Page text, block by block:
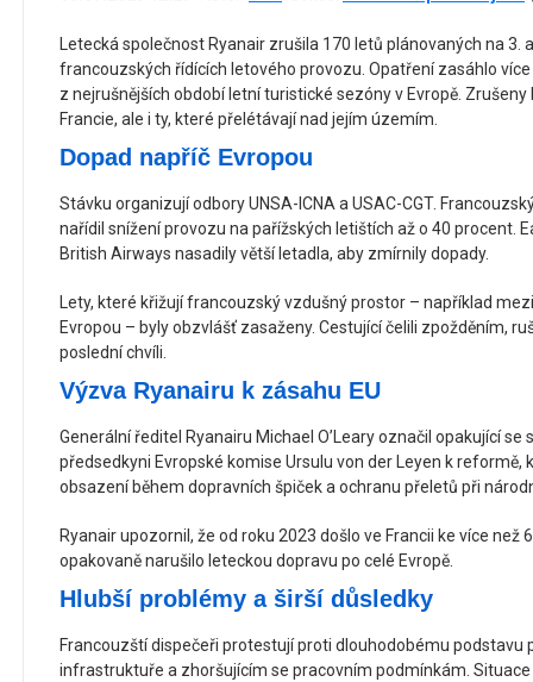
Letecká společnost Ryanair zrušila 170 letů plánovaných na 3.
francouzských řídících letového provozu. Opatření zasáhlo
z nejrušnějších období letní turistické sezóny v Evropě. Zrušeny
Francie, ale i ty, které přelétávají nad jejím územím.
Dopad napříč Evropou
Stávku organizují odbory UNSA-ICNA a USAC-CGT.
nařídil snížení provozu na pařížských letištích až o 40 procent.
British Airways nasadily větší letadla, aby zmírnily dopady.
Lety, které křižují francouzský vzdušný prostor – například
Evropou – byly obzvlášť zasaženy. Cestující čelili zpožděním,
poslední chvíli.
Výzva Ryanairu k zásahu EU
Generální ředitel Ryanairu Michael O’Leary označil opakující se
předsedkyni Evropské komise Ursulu von der Leyen k
obsazení během dopravních špiček a ochranu přeletů při
Ryanair upozornil, že od roku 2023 došlo ve Francii ke více než
opakovaně narušilo leteckou dopravu po celé Evropě.
Hlubší problémy a širší důsledky
Francouzští dispečeři protestují proti dlouhodobému podstavu
infrastruktuře a zhoršujícím se pracovním podmínkám.